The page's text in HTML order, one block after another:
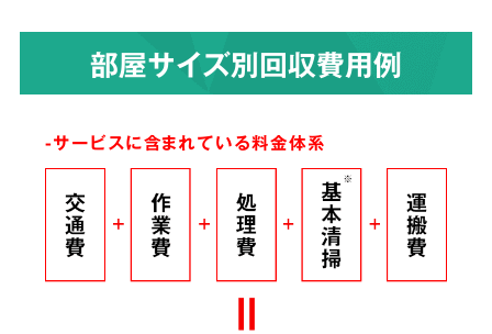
染みついたあらゆる臭いも
解決！完全脱臭除去保証
根こそぎ
脱臭
部屋サイズ別回収費用例
-サービスに含まれている料金体系